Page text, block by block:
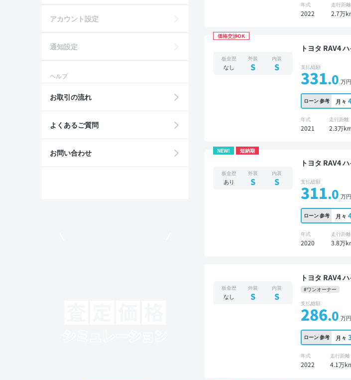
年式
2022
走行距離
2.7万
価格交渉OK
トヨタ RAV4 ハイブリッドG 美品 禁煙車 整備記
ブレコーダー
板金歴
なし
外装
S
内装
S 支払総額
331.0 万円
ローン参考 月々
年式
2021
走行距離
2.3万
NEW! 短納期
トヨタ RAV4 ハイブリッドG 禁煙車 整備記録簿あ
ア バックモニ
板金歴
あり
外装
S
内装
S 支払総額
311.0 万円
ローン参考 月々
年式
2020
走行距離
3.8万
トヨタ RAV4 ハイブリッドX 美品 禁煙車 整備記録
り TV オートク
#ワンオーナー
板金歴
なし
外装
S
内装
S
支払総額
286.0 万円
ローン参考 月々
年式
2022
走行距離
4.1万
アカウント設定
通知設定
ヘルプ
お取引の流れ
よくあるご質問
お問い合わせ